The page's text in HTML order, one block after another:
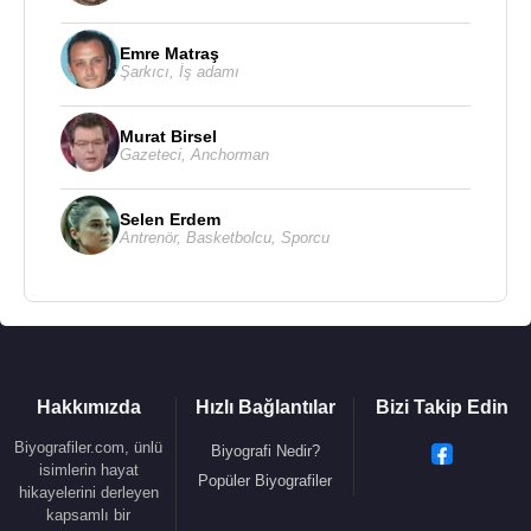
Profesyonel Basketbol Kariyeri
1998-2013 - Boston Celtics
2013-2014 - Brooklyn Nets
2014-2015 - Washington Wizards
2015-2017 - Los Angeles Clippers
2001 yılında Boston Celtics takımı, Los Angeles
Lakers takımı ile karşılaşıp maçı sonrası galip gelen
Shaquille O Neal(Shaq) gazetecilere verdiği
Kaynak:Biyografiler.com
Emre Matraş
Şarkıcı İş adamı
Murat Birsel
Gazeteci Anchorman
Selen Erdem
Antrenör, Basketbolcu Sporcu
Hakkımızda
Biyografiler.com, ünlü
isimlerin hayat
hikayelerini derleyen
kapsamlı bir
Hızlı Bağlantılar
Biyografi Nedir?
Popüler Biyografiler
Bizi Takip Edin